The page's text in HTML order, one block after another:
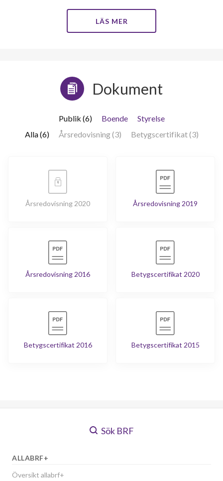
LÄS MER
Dokument
Publik (6) Boende
Styrelse
Alla (6)
Årsredovisning (3) Betygscertifikat (3)
Årsredovisning 2020 Årsredovisning 2019
Årsredovisning 2016 Betygscertifikat 2020
Betygscertifikat 2016 Betygscertifikat 2015
Sök BRF
ALLABRF+
Översikt allabrf+